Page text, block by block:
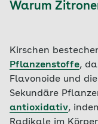
Warum
Kirschen
Pflanzenstoffe,
Flavonoide und
Sekundäre
antioxidativ,